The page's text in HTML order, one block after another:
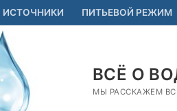
ИСТОЧНИКИ ПИТЬЕВОЙ РЕЖИМ
ВСЁ О
МЫ РАССКАЖЕМ